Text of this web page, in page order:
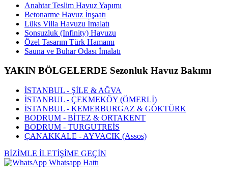
Anahtar Teslim Havuz Yapımı
Betonarme Havuz İnşaatı
Lüks Villa Havuzu İmalatı
Sonsuzluk (Infinity) Havuzu
Özel Tasarım Türk Hamamı
Sauna ve Buhar Odası İmalatı
YAKIN BÖLGELERDE Sezonluk Havuz Bakımı
İSTANBUL - ŞİLE & AĞVA
İSTANBUL - ÇEKMEKÖY (ÖMERLİ)
İSTANBUL - KEMERBURGAZ & GÖKTÜRK
BODRUM - BİTEZ & ORTAKENT
BODRUM - TURGUTREİS
ÇANAKKALE - AYVACIK (Assos)
BİZİMLE İLETİŞİME GEÇİN
Whatsapp Hattı